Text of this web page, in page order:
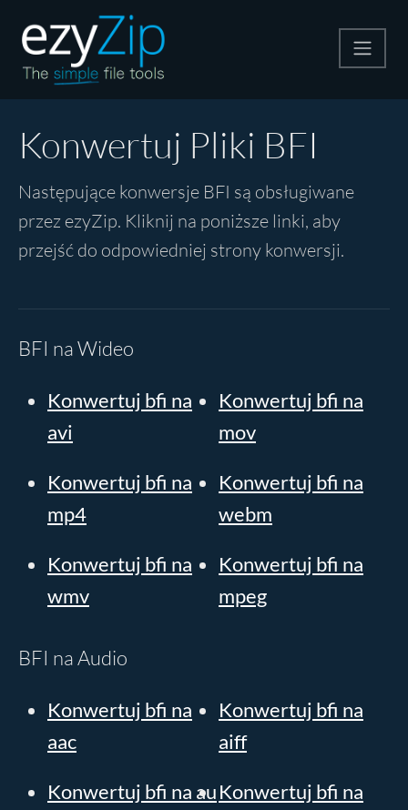
Konwerter
Konwertuj Pliki BFI
Następujące konwersje BFI są obsługiwane
przez ezyZip. Kliknij na poniższe linki, aby
przejść do odpowiedniej strony konwersji.
BFI na Wideo
Konwertuj bfi na
avi
Konwertuj bfi na
mov
Konwertuj bfi na
mp4
Konwertuj bfi na
webm
Konwertuj bfi na
wmv
Konwertuj bfi na
mpeg
BFI na Audio
Konwertuj bfi na
aac
Konwertuj bfi na
aiff
Konwertuj bfi na auKonwertuj bfi na